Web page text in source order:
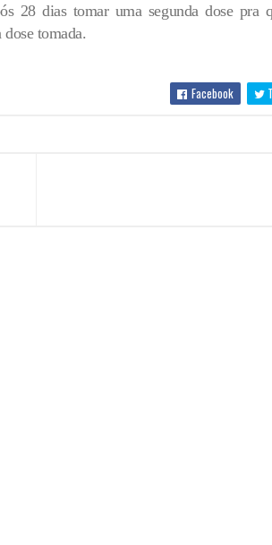
28 dias tomar uma segunda dose pra
tomada.
Facebook